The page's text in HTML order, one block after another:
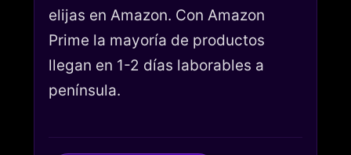
elijas en Amazon. Con Amazon
Prime la mayoría de productos
llegan en 1-2 días laborables a
península.